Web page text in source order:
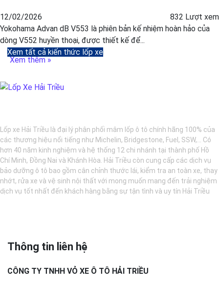
12/02/2026
832 Lượt xem
Yokohama Advan dB V553 là phiên bản kế nhiệm hoàn hảo của
dòng V552 huyền thoại, được thiết kế để...
Xem thêm »
Xem tất cả kiến thức lốp xe
Lốp xe Hải Triều là đại lý phân phối mâm lốp ô tô chính hãng 100% của
các thương hiệu nổi tiếng như Michelin, Bridgestone, Fuel, SSW,... Có
hơn 40 năm kinh nghiệm và hệ thống 12 chi nhánh tại thành phố Hồ
Chí Minh, Đồng Nai và Khánh Hòa. Hải Triều còn cung cấp các dịch vụ
bảo dưỡng ô tô bao gồm cân chỉnh thước lái, kiểm tra an toàn xe, thay
nhớt, rửa xe và vệ sinh nội thất với mong muốn mang đến trải nghiệm
dịch vụ tốt nhất đến khách hàng bằng sự tận tình và uy tín Hải Triều
Thông tin liên hệ
CÔNG TY TNHH VỎ XE Ô TÔ HẢI TRIỀU